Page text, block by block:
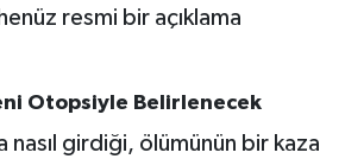
resmi bir açıklama
Otopsiyle Belirlenecek
nasıl girdiği, ölümünün bir kaza